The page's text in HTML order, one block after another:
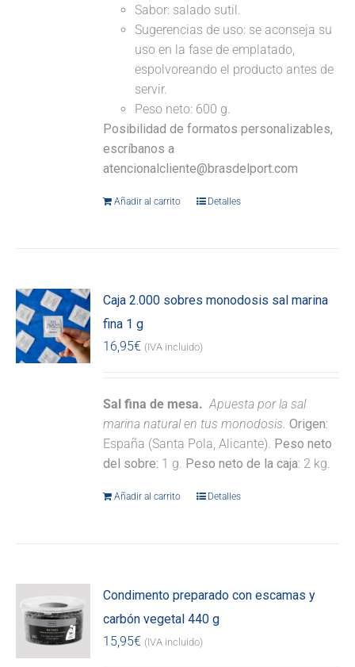
Sabor: salado sutil.
Sugerencias de uso: se aconseja su
uso en la fase de emplatado,
espolvoreando el producto antes de
servir.
Peso neto: 600 g.
Posibilidad de formatos personalizables,
escríbanos a
atencionalcliente@brasdelport.com
Añadir al carrito Detalles
Caja 2.000 sobres monodosis sal marina
fina 1 g
16,95€ (IVA incluido)
Sal fina de mesa. Apuesta por la sal
marina natural en tus monodosis. Origen:
España (Santa Pola, Alicante). Peso neto
del sobre: 1 g. Peso neto de la caja: 2 kg.
Añadir al carrito Detalles
Condimento preparado con escamas y
carbón vegetal 440 g
15,95€ (IVA incluido)